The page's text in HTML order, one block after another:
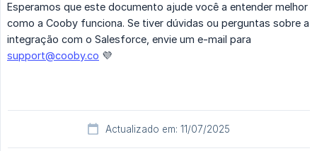
Esperamos que este documento ajude você a entender melhor
como a Cooby funciona. Se tiver dúvidas ou perguntas sobre a
integração com o Salesforce, envie um e-mail para
support@cooby.co 💜
Actualizado em: 11/07/2025